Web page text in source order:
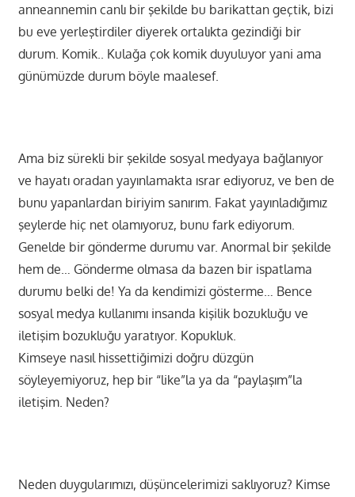
anneannemin canlı bir şekilde bu barikattan geçtik, bizi
bu eve yerleştirdiler diyerek ortalıkta gezindiği bir
durum. Komik.. Kulağa çok komik duyuluyor yani ama
günümüzde durum böyle maalesef.
Ama biz sürekli bir şekilde sosyal medyaya bağlanıyor
ve hayatı oradan yayınlamakta ısrar ediyoruz, ve ben de
bunu yapanlardan biriyim sanırım. Fakat yayınladığımız
şeylerde hiç net olamıyoruz, bunu fark ediyorum.
Genelde bir gönderme durumu var. Anormal bir şekilde
hem de… Gönderme olmasa da bazen bir ispatlama
durumu belki de! Ya da kendimizi gösterme… Bence
sosyal medya kullanımı insanda kişilik bozukluğu ve
iletişim bozukluğu yaratıyor. Kopukluk.
Kimseye nasıl hissettiğimizi doğru düzgün
söyleyemiyoruz, hep bir “like”la ya da “paylaşım”la
iletişim. Neden?
Neden duygularımızı, düşüncelerimizi saklıyoruz? Kimse